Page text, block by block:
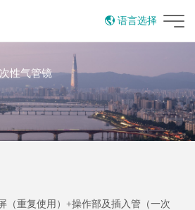
语言选择
性气管镜
（重复使用）+操作部及插入管（一次